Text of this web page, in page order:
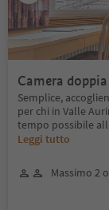
Camera
Semplice,
per chi in Valle
tempo possibile
Leggi tutto
Massimo 2